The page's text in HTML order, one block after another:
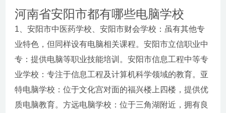
河南省安阳市都有哪些电脑学校
1、安阳市中医药学校、安阳市财会学校：虽有其他专
业特色，但同样设有电脑相关课程。安阳市立信职业中
专：提供电脑等职业技能培训。安阳市信息工程中等专
业学校：专注于信息工程及计算机科学领域的教育。亚
特电脑学校：位于文化宫对面的福兴楼上四楼，提供优
质电脑教育。方远电脑学校：位于三角湖附近，拥有良